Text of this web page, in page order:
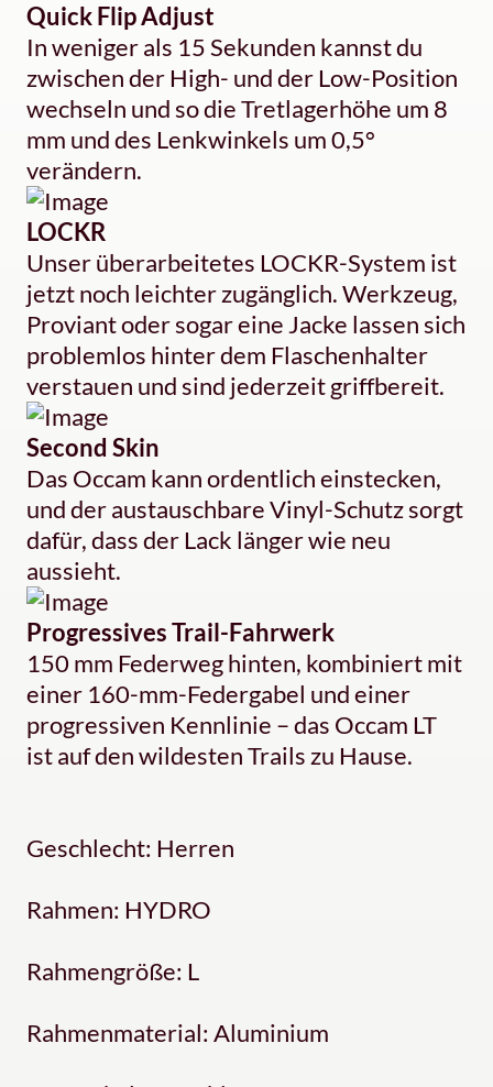
Quick Flip Adjust
In weniger als 15 Sekunden kannst du
zwischen der High- und der Low-Position
wechseln und so die Tretlagerhöhe um 8
mm und des Lenkwinkels um 0,5°
verändern.
LOCKR
Unser überarbeitetes LOCKR-System ist
jetzt noch leichter zugänglich. Werkzeug,
Proviant oder sogar eine Jacke lassen sich
problemlos hinter dem Flaschenhalter
verstauen und sind jederzeit griffbereit.
Second Skin
Das Occam kann ordentlich einstecken,
und der austauschbare Vinyl-Schutz sorgt
dafür, dass der Lack länger wie neu
aussieht.
Progressives Trail-Fahrwerk
150 mm Federweg hinten, kombiniert mit
einer 160-mm-Federgabel und einer
progressiven Kennlinie – das Occam LT
ist auf den wildesten Trails zu Hause.
Geschlecht: Herren
Rahmen: HYDRO
Rahmengröße: L
Rahmenmaterial: Aluminium